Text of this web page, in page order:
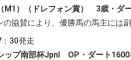
M1）（ドレフォン賞） 3歳・ダ
協賛により、優勝馬の馬主には
30発走
ップ南部杯JpnI OP・ダート1600